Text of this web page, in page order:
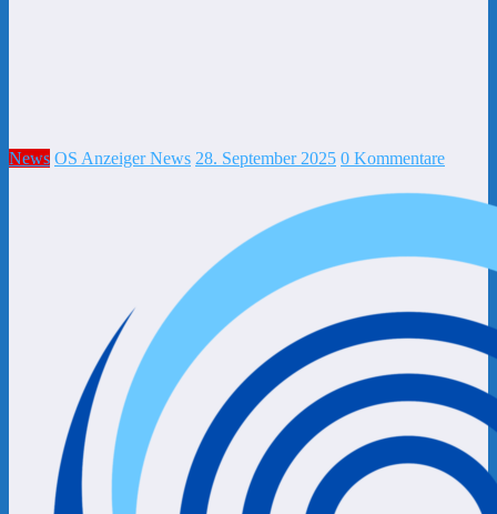
News OS Anzeiger News 28. September 2025 0 Kommentare